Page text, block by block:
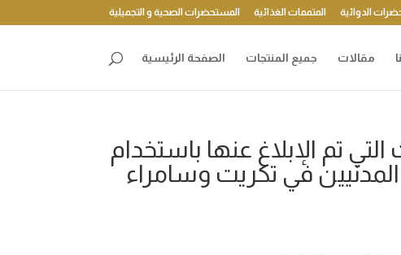
الدوائية المتممات الغذائية المستحضرات الصحية و التجميلية
مقالات جميع المنتجات الصفحة الرئيسية
تم الإبلاغ عنها باستخدام
في تكريت وسامراء